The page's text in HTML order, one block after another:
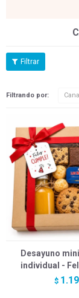
Filtrando por:
Desayuno
individual -
$